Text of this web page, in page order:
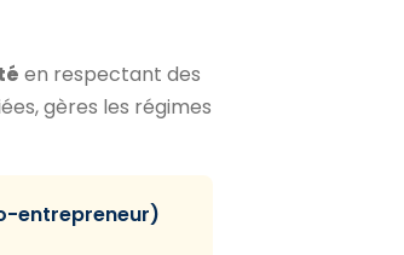
en respectant des
gères les régimes
entrepreneur)